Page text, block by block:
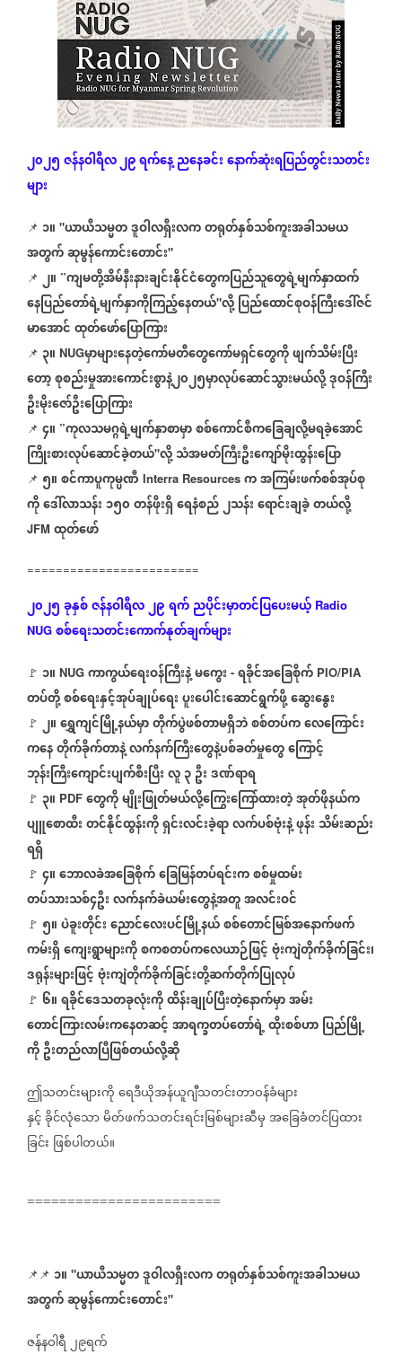
၂၀၂၅ဇန်နဝါရီလ ၂၉ ရက်နေ့ညနေခင်းနောက်ဆုံးရပြည်တွင်းသတင်း
များ
📌 ၁။ "ယာယီသမ္မတဒူဝါလရှီးလကတရုတ်နှစ်သစ်ကူးအခါသမယ
အတွက်ဆုမွန်ကောင်းတောင်း"
📌 ၂။ ”ကျမတို့အိမ်နီးနားချင်းနိုင်ငံတွေကပြည်သူတွေရဲ့မျက်နှာထက်
နေပြည်တော်ရဲ့မျက်နှာကိုကြည့်နေတယ်"လို့ပြည်ထောင်စုဝန်ကြီးဒေါ်ဇင်
မာအောင်ထုတ်ဖော်ပြောကြား
📌 ၃။ NUGမှာများနေတဲ့ကော်မတီတွေကော်မရှင်တွေကိုဖျက်သိမ်းပြီး
တော့စုစည်းမှုအားကောင်းစွာနဲ့၂၀၂၅မှာလုပ်ဆောင်သွားမယ်လို့ဒုဝန်ကြီး
ဦးမိုးဇော်ဦးပြောကြား
📌 ၄။ ”ကုလသမဂ္ဂရဲ့မျက်နှာစာမှာစစ်ကောင်စီကခြေချလို့မရခဲ့အောင်
ကြိုးစားလုပ်ဆောင်ခဲ့တယ်"လို့သံအမတ်ကြီးဦးကျော်မိုးထွန်းပြော
📌 ၅။စင်ကာပူကုမ္ပဏီ Interra Resources ကအကြမ်းဖက်စစ်အုပ်စု
ကိုဒေါ်လာသန်း၁၅၀တန်ဖိုးရှိရေနံစည်၂သန်းရောင်းချခဲ့တယ်လို့
JFM ထုတ်ဖော်
========================
၂၀၂၅ခုနှစ်ဇန်နဝါရီလ၂၉ရက်ညပိုင်းမှာတင်ပြပေးမယ့် Radio
NUG စစ်ရေးသတင်းကောက်နုတ်ချက်များ
🚩 ၁။ ⁩ ⁨NUG ကာကွယ်ရေးဝန်ကြီးနဲ့မကွေး - ရခိုင်အခြေစိုက် PIO/PIA
တပ်တို့စစ်ရေးနှင့်အုပ်ချုပ်ရေးပူးပေါင်းဆောင်ရွက်ဖို့ဆွေးနွေး
🚩 ၂။ရွှေကျင်မြို့နယ်မှာတိုက်ပွဲဖစ်တာမရှိဘဲစစ်တပ်ကလေကြောင်း
ကနေတိုက်ခိုက်တာနဲ့လက်နက်ကြီးတွေနဲ့ပစ်ခတ်မှုတွေကြောင့်
ဘုန်းကြီးကျောင်းပျက်စီးပြီးလူ၃ဦးဒဏ်ရာရ
🚩 ၃။ PDF တွေကိုမျိုးဖြုတ်မယ်လို့ကြွေးကြော်ထားတဲ့အုတ်ဖိုနယ်က
ပျူစောထီးတင်နိုင်ထွန်းကိုရှင်းလင်းခဲ့ရာလက်ပစ်ဗုံးနဲ့ဖုန်းသိမ်းဆည်း
ရရှိ
🚩 ၄။ဘောလခဲအခြေစိုက်ခြေမြန်တပ်ရင်းကစစ်မှုထမ်း
တပ်သားသစ်၄ဦးလက်နက်ခဲယမ်းတွေနဲ့အတူအလင်းဝင်
🚩 ၅။ပဲခူးတိုင်းညောင်လေးပင်မြို့နယ်စစ်တောင်မြစ်အနောက်ဖက်
ကမ်းရှိကျေးရွာများကိုစကစတပ်ကလေယာဉ်ဖြင့်ဗုံးကျဲတိုက်ခိုက်ခြင်း၊
ဒရုန်းများဖြင့်ဗုံးကျဲတိုက်ခိုက်ခြင်းတို့ဆက်တိုက်ပြုလုပ်
🚩 ၆။ရခိုင်ဒေသတခုလုံးကိုထိန်းချုပ်ပြီးတဲ့နောက်မှာအမ်း
တောင်ကြားလမ်းကနေတဆင့်အာရက္ခတပ်တော်ရဲ့ထိုးစစ်ဟာပြည်မြို့
ကိုဦးတည်လာပြီဖြစ်တယ်လို့ဆို
ဤသတင်းများကိုရေဒီယိုအန်ယူဂျီသတင်းတာဝန်ခံများ
နှင့်ခိုင်လုံသောမိတ်ဖက်သတင်းရင်းမြစ်များဆီမှအခြေခံတင်ပြထား
ခြင်း ဖြစ်ပါတယ်။
========================
📌📌 ၁။ "ယာယီသမ္မတဒူဝါလရှီးလကတရုတ်နှစ်သစ်ကူးအခါသမယ
အတွက်ဆုမွန်ကောင်းတောင်း"
ဇန်နဝါရီ၂၉ရက်